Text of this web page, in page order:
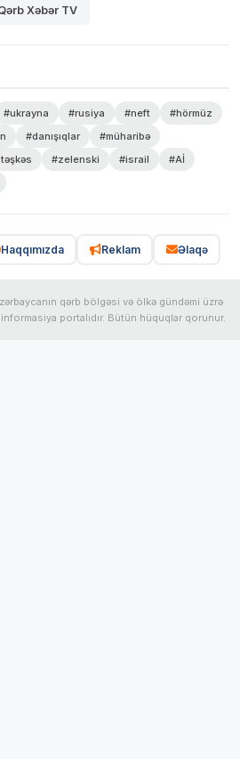
Xəbər TV
#ukrayna #rusiya #neft
#hörmüz
#danışıqlar
#müharibə
#zelenski #israil
#Aİ
Haqqımızda Reklam Əlaqə
qərb bölgəsi və ölkə gündəmi üzrə
portalıdır. Bütün hüquqlar qorunur.